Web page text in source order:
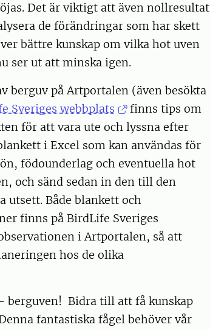
Det är viktigt att även nollresultat
de förändringar som har skett
bättre kunskap om vilka hot uven
ser ut att minska igen.
berguv på Artportalen (även besökta
Sveriges webbplats
finns tips om
för att vara ute och lyssna efter
i Excel som kan användas för
födounderlag och eventuella hot
och sänd sedan in den till den
utsett. Både blankett och
finns på BirdLife Sveriges
i Artportalen, så att
hos de olika
berguven! Bidra till att få kunskap
fantastiska fågel behöver vår